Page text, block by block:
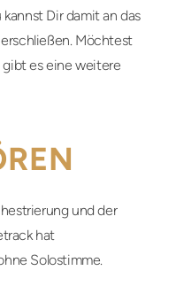
Dir damit an das
Möchtest
gibt es eine weitere
und der
hat
Solostimme.